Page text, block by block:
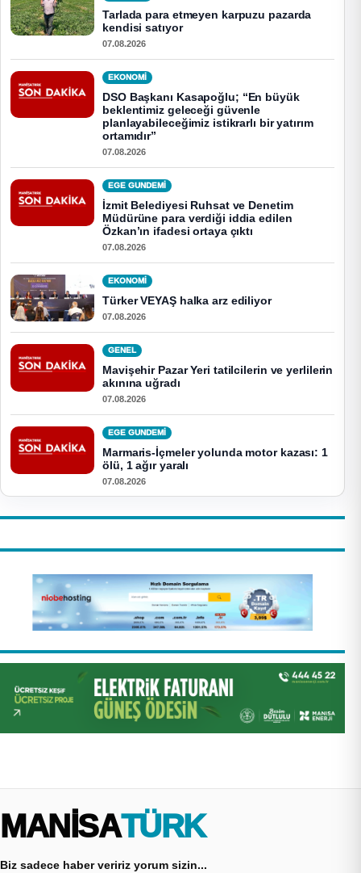
Tarlada para etmeyen karpuzu pazarda
kendisi satıyor
07.08.2026
EKONOMI
DSO Başkanı Kasapoğlu; “En büyük
beklentimiz geleceği güvenle
planlayabileceğimiz istikrarlı bir yatırım
ortamıdır”
07.08.2026
EGE GUNDEMİ
İzmit Belediyesi Ruhsat ve Denetim
Müdürüne para verdiği iddia edilen
Özkan’ın ifadesi ortaya çıktı
07.08.2026
EKONOMI
Türker VEYAŞ halka arz ediliyor
07.08.2026
GENEL
Mavişehir Pazar Yeri tatilcilerin ve yerlilerin
akınına uğradı
07.08.2026
EGE GUNDEMİ
Marmaris-İçmeler yolunda motor kazası: 1
ölü, 1 ağır yaralı
07.08.2026
MANİSA TÜRK
Biz sadece haber veririz yorum sizin...